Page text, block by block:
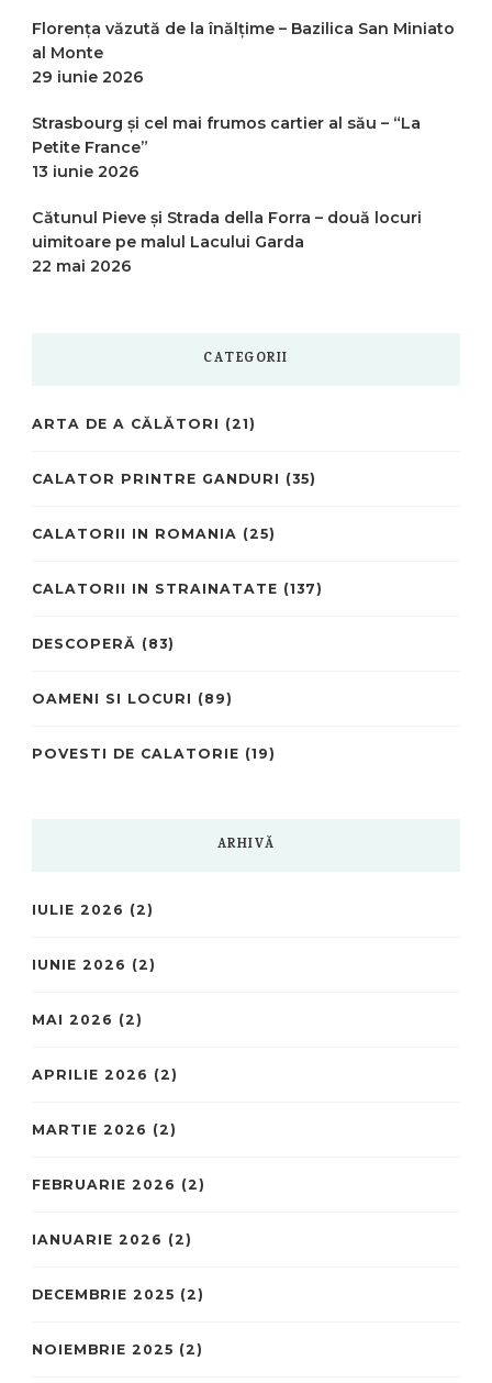
Florența văzută de la înălțime – Bazilica San Miniato
al Monte
29 iunie 2026
Strasbourg și cel mai frumos cartier al său – “La
Petite France”
13 iunie 2026
Cătunul Pieve și Strada della Forra – două locuri
uimitoare pe malul Lacului Garda
22 mai 2026
CATEGORII
ARTA DE A CĂLĂTORI (21)
CALATOR PRINTRE GANDURI (35)
CALATORII IN ROMANIA (25)
CALATORII IN STRAINATATE (137)
DESCOPERĂ (83)
OAMENI SI LOCURI (89)
POVESTI DE CALATORIE (19)
ARHIVĂ
IULIE 2026 (2)
IUNIE 2026 (2)
MAI 2026 (2)
APRILIE 2026 (2)
MARTIE 2026 (2)
FEBRUARIE 2026 (2)
IANUARIE 2026 (2)
DECEMBRIE 2025 (2)
NOIEMBRIE 2025 (2)